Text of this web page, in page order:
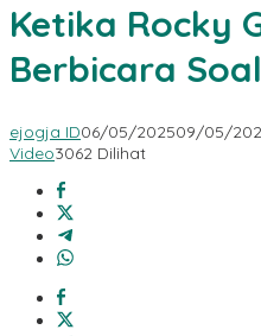
Ketika Rocky
Berbicara
ejogja ID06/05/202509/05/
Video3062 Dilihat